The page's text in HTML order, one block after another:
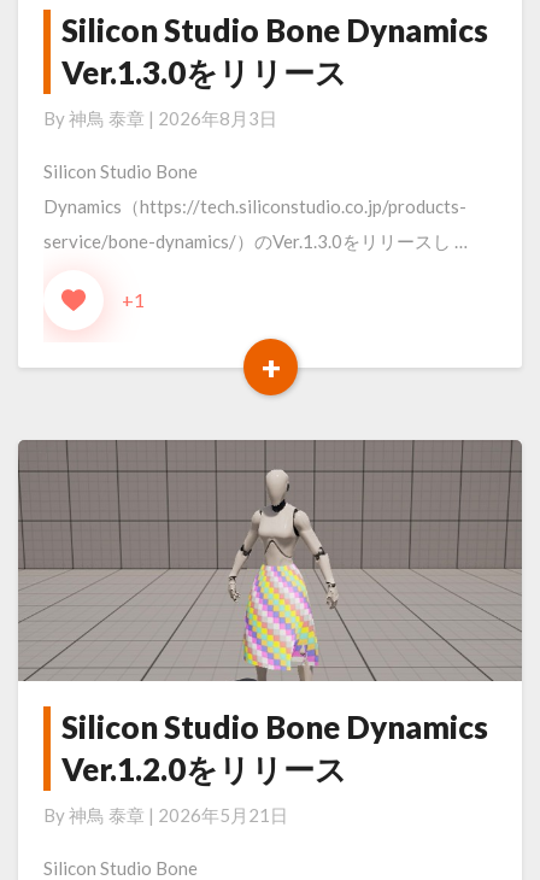
Silicon
Studio
Bone
Dynamics
Ver.1.3.0
を
リ
ス
Silicon Studio Bone Dynamics
Ver.1.3.0をリリース
By神鳥 泰章 | 2026年8月3日
Silicon Studio Bone
Dynamics（https://tech.siliconstudio.co.jp/products-
service/bone-dynamics/）のVer.1.3.0をリリースし …
+
Read
More
+1
Silicon
Studio
Bone
Dynamics
Ver.1.2.0
Silicon Studio Bone Dynamics
Ver.1.2.0をリリース
By神鳥 泰章 | 2026年5月21日
Silicon Studio Bone